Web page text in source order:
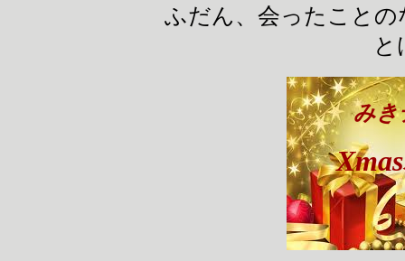
ふだん、会ったこと
と
みき